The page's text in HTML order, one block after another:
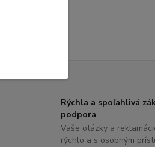
Rýchla a spoľahlivá
podpora
Vaše otázky a
rýchlo a s osobným